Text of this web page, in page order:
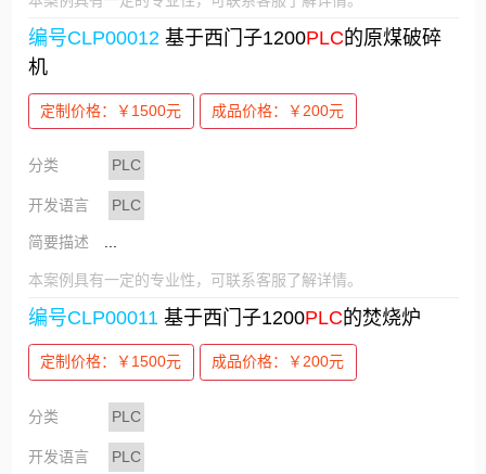
编号CLP00012 基于西门子1200PLC的原煤破碎
机
定制价格：￥1500元 成品价格：￥200元
分类 PLC
开发语言 PLC
简要描述
本案例具有一定的专业性，可联系客服了解详情。
编号CLP00011 基于西门子1200PLC的焚烧炉
定制价格：￥1500元 成品价格：￥200元
分类 PLC
开发语言 PLC